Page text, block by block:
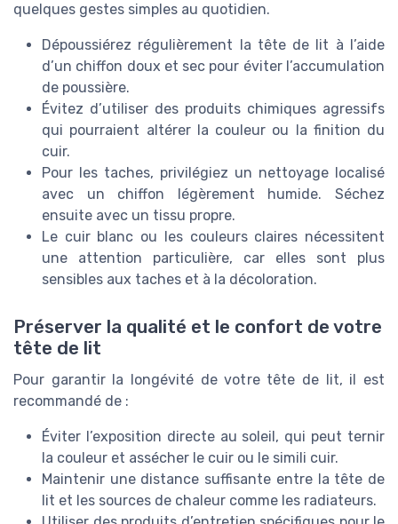
quelques gestes simples au quotidien.
Dépoussiérez régulièrement la tête de lit à l’aide
d’un chiffon doux et sec pour éviter l’accumulation
de poussière.
Évitez d’utiliser des produits chimiques agressifs
qui pourraient altérer la couleur ou la finition du
cuir.
Pour les taches, privilégiez un nettoyage localisé
avec un chiffon légèrement humide. Séchez
ensuite avec un tissu propre.
Le cuir blanc ou les couleurs claires nécessitent
une attention particulière, car elles sont plus
sensibles aux taches et à la décoloration.
Préserver la qualité et le confort de votre
tête de lit
Pour garantir la longévité de votre tête de lit, il est
recommandé de :
Éviter l’exposition directe au soleil, qui peut ternir
la couleur et assécher le cuir ou le simili cuir.
Maintenir une distance suffisante entre la tête de
lit et les sources de chaleur comme les radiateurs.